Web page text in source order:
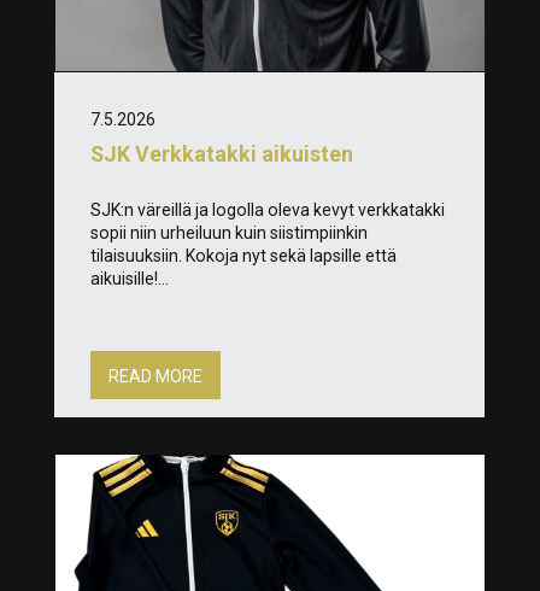
SJK Verkkatakki aikuisten
7.5.2026
SJK:n väreillä ja logolla oleva kevyt verkkatakki
sopii niin urheiluun kuin siistimpiinkin
tilaisuuksiin. Kokoja nyt sekä lapsille että
aikuisille!...
READ MORE